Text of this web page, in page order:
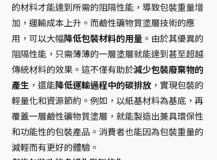
的材料才能達到所需的阻隔性能，導致包裝重量增
加，運輸成本上升。而鹼性礦物質塗層技術的應
用，可以大幅降低包裝材料的用量 。由於其優異的
阻隔性能，只需薄薄的一層塗層就能達到甚至超越
傳統材料的效果。這不僅有助於減少包裝廢棄物的
產生 ，還能降低運輸過程中的碳排放 ，實現包裝的
輕量化和資源節約。例如，以紙基材料為基底，再
覆蓋一層鹼性礦物質塗層，就能製造出兼具環保性
和功能性的包裝產品。消費者也能因為包裝重量的
減輕而有更好的體驗。